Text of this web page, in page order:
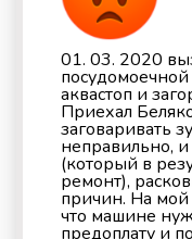
01. 03. 2020
аквастоп и
Приехал
заговаривать
неправильно,
(который в
ремонт),
причин. На мой
что машине
предоплату и